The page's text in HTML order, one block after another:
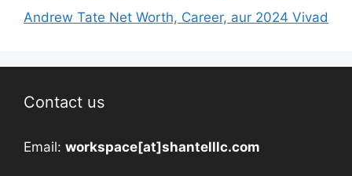
Andrew Tate Net Worth, Career, aur 2024 Vivad
Contact us
Email: workspace[at]shantelllc.com